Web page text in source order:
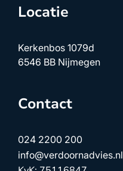
Locatie
Kerkenbos 1079d
6546 BB Nijmegen
Contact
024 2200 200
info@verdoornadvies.nl